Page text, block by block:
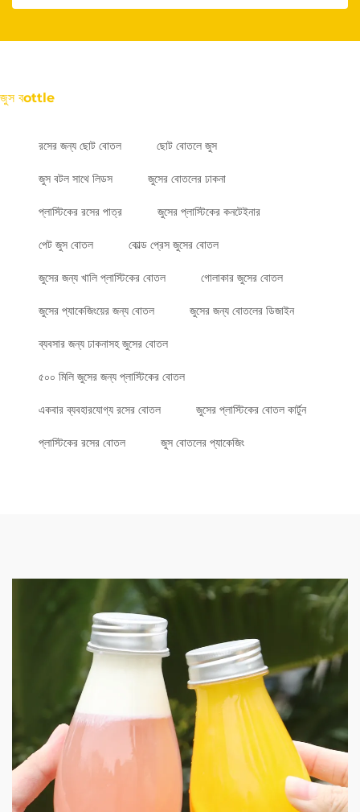
জুস বottle
রসের জন্য ছোট বোতল ছোট বোতলে জুস
জুস বটল সাথে লিডস জুসের বোতলের ঢাকনা
প্লাস্টিকের রসের পাত্র জুসের প্লাস্টিকের কনটেইনার
পেট জুস বোতল কোল্ড প্রেস জুসের বোতল
জুসের জন্য খালি প্লাস্টিকের বোতল গোলাকার জুসের বোতল
জুসের প্যাকেজিংয়ের জন্য বোতল জুসের জন্য বোতলের ডিজাইন
ব্যবসার জন্য ঢাকনাসহ জুসের বোতল
৫০০ মিলি জুসের জন্য প্লাস্টিকের বোতল
একবার ব্যবহারযোগ্য রসের বোতল জুসের প্লাস্টিকের বোতল কার্টুন
প্লাস্টিকের রসের বোতল জুস বোতলের প্যাকেজিং